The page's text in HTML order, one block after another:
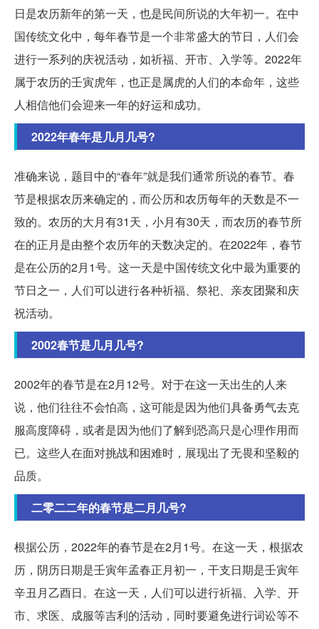
日是农历新年的第一天，也是民间所说的大年初一。在中
国传统文化中，每年春节是一个非常盛大的节日，人们会
进行一系列的庆祝活动，如祈福、开市、入学等。2022年
属于农历的壬寅虎年，也正是属虎的人们的本命年，这些
人相信他们会迎来一年的好运和成功。
2022年春年是几月几号?
准确来说，题目中的“春年”就是我们通常所说的春节。春
节是根据农历来确定的，而公历和农历每年的天数是不一
致的。农历的大月有31天，小月有30天，而农历的春节所
在的正月是由整个农历年的天数决定的。在2022年，春节
是在公历的2月1号。这一天是中国传统文化中最为重要的
节日之一，人们可以进行各种祈福、祭祀、亲友团聚和庆
祝活动。
2002春节是几月几号?
2002年的春节是在2月12号。对于在这一天出生的人来
说，他们往往不会怕高，这可能是因为他们具备勇气去克
服高度障碍，或者是因为他们了解到恐高只是心理作用而
已。这些人在面对挑战和困难时，展现出了无畏和坚毅的
品质。
二零二二年的春节是二月几号?
根据公历，2022年的春节是在2月1号。在这一天，根据农
历，阴历日期是壬寅年孟春正月初一，干支日期是壬寅年
辛丑月乙酉日。在这一天，人们可以进行祈福、入学、开
市、求医、成服等吉利的活动，同时要避免进行词讼等不